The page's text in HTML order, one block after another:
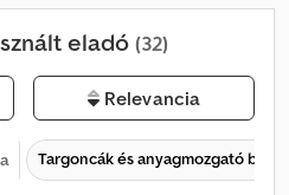
eladó (32)
Relevancia
Targoncák és anyagmozgató